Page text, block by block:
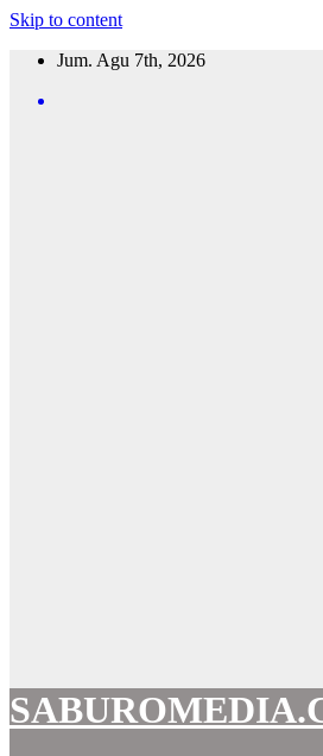
Skip to content
Jum. Agu 7th, 2026